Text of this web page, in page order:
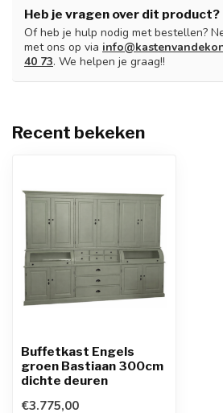
Heb je vragen over dit product?
Of heb je hulp nodig met bestellen?
met ons op via
40 73. We helpen je graag!!
Recent bekeken
Buffetkast Engels
groen Bastiaan 300cm
dichte deuren
€3.775,00